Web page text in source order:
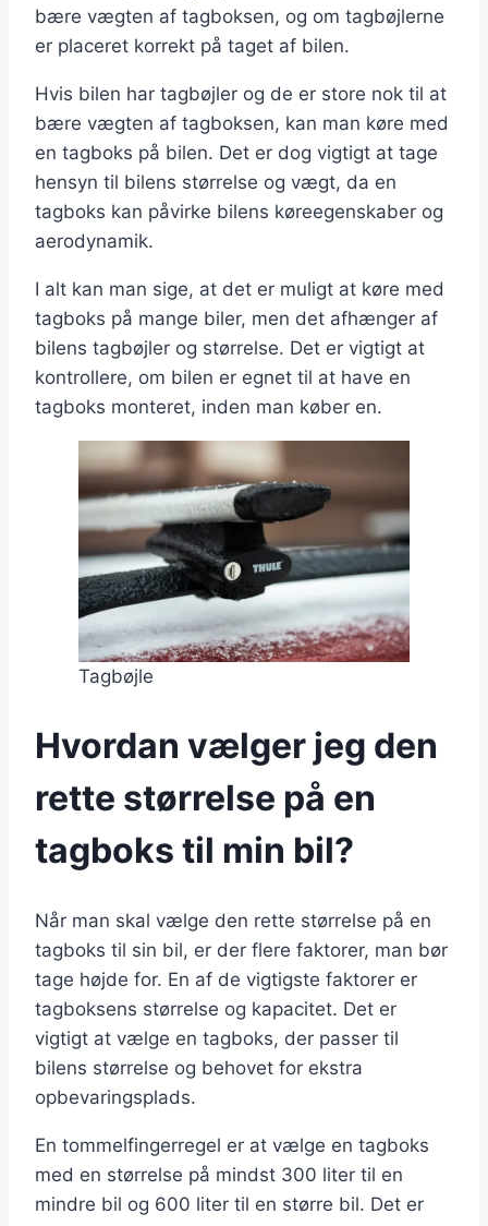
bære vægten af tagboksen, og om tagbøjlerne
er placeret korrekt på taget af bilen.
Hvis bilen har tagbøjler og de er store nok til at
bære vægten af tagboksen, kan man køre med
en tagboks på bilen. Det er dog vigtigt at tage
hensyn til bilens størrelse og vægt, da en
tagboks kan påvirke bilens køreegenskaber og
aerodynamik.
I alt kan man sige, at det er muligt at køre med
tagboks på mange biler, men det afhænger af
bilens tagbøjler og størrelse. Det er vigtigt at
kontrollere, om bilen er egnet til at have en
tagboks monteret, inden man køber en.
Tagbøjle
Hvordan vælger jeg den
rette størrelse på en
tagboks til min bil?
Når man skal vælge den rette størrelse på en
tagboks til sin bil, er der flere faktorer, man bør
tage højde for. En af de vigtigste faktorer er
tagboksens størrelse og kapacitet. Det er
vigtigt at vælge en tagboks, der passer til
bilens størrelse og behovet for ekstra
opbevaringsplads.
En tommelfingerregel er at vælge en tagboks
med en størrelse på mindst 300 liter til en
mindre bil og 600 liter til en større bil. Det er